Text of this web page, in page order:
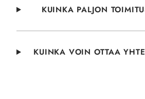
KUINKA PALJON
KUINKA VOIN OTTAA